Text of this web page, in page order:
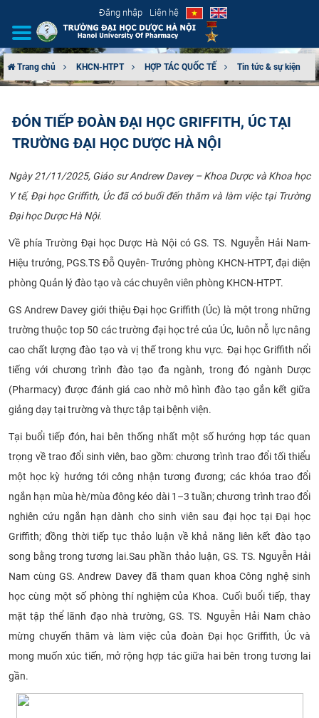
Đăng nhập Liên hệ
CƠ CẤU TỔ CHỨC
ĐÀO TẠO
KHOA HỌC CÔNG NGHỆ
HTQT
CỰU NGƯỜI HỌC
Trang chủ KHCN-HTPT HỢP TÁC QUỐC TẾ Tin tức & sự kiện
ĐÓN TIẾP ĐOÀN ĐẠI HỌC GRIFFITH, ÚC TẠI
TRƯỜNG ĐẠI HỌC DƯỢC HÀ NỘI
Ngày 21/11/2025, Giáo sư Andrew Davey – Khoa Dược và Khoa học
Y tế, Đại học Griffith, Úc đã có buổi đến thăm và làm việc tại Trường
Đại học Dược Hà Nội.
Về phía Trường Đại học Dược Hà Nội có GS. TS. Nguyễn Hải Nam-
Hiệu trưởng, PGS.TS Đỗ Quyên- Trưởng phòng KHCN-HTPT, đại diện
phòng Quản lý đào tạo và các chuyên viên phòng KHCN-HTPT.
GS Andrew Davey giới thiệu Đại học Griffith (Úc) là một trong những
trường thuộc top 50 các trường đại học trẻ của Úc, luôn nỗ lực nâng
cao chất lượng đào tạo và vị thế trong khu vực. Đại học Griffith nổi
tiếng với chương trình đào tạo đa ngành, trong đó ngành Dược
(Pharmacy) được đánh giá cao nhờ mô hình đào tạo gắn kết giữa
giảng dạy tại trường và thực tập tại bệnh viện.
Tại buổi tiếp đón, hai bên thống nhất một số hướng hợp tác quan
trọng về trao đổi sinh viên, bao gồm: chương trình trao đổi tối thiểu
một học kỳ hướng tới công nhận tương đương; các khóa trao đổi
ngắn hạn mùa hè/mùa đông kéo dài 1–3 tuần; chương trình trao đổi
nghiên cứu ngắn hạn dành cho sinh viên sau đại học tại Đại học
Griffith; đồng thời tiếp tục thảo luận về khả năng liên kết đào tạo
song bằng trong tương lai.Sau phần thảo luận, GS. TS. Nguyễn Hải
Nam cùng GS. Andrew Davey đã tham quan khoa Công nghệ sinh
học cùng một số phòng thí nghiệm của Khoa. Cuối buổi tiếp, thay
mặt tập thể lãnh đạo nhà trường, GS. TS. Nguyễn Hải Nam chào
mừng chuyến thăm và làm việc của đoàn Đại học Griffith, Úc và
mong muốn xúc tiến, mở rộng hợp tác giữa hai bên trong tương lai
gần.